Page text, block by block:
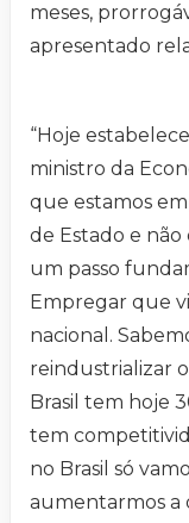
meses,
apresentado
“Hoje
ministro da
que estamos
de Estado e
um passo
Empregar que
nacional.
reindustrializar
Brasil tem hoje
tem
no Brasil só
aumentarmos a